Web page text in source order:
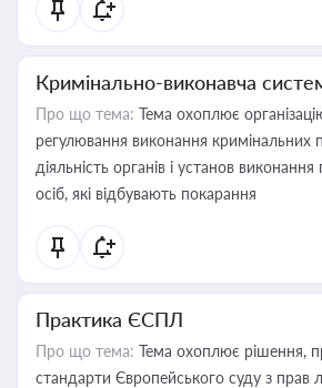
Кримінально-виконавча
Про що тема: Тема охоплює
регулювання виконання кримінальних
діяльність органів і установ
осіб, які відбувають покарання
Практика ЄСПЛ
Про що тема: Тема охоплює рішення,
стандарти Європейського суду з прав